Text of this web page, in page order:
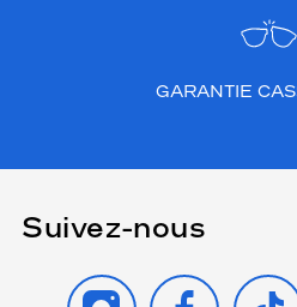
GARANTIE
Suivez-nous
INSTAGRAMFACEBOOK